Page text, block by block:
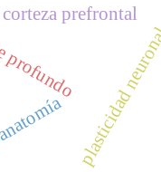
corteza prefrontal
plasticidad neuronal